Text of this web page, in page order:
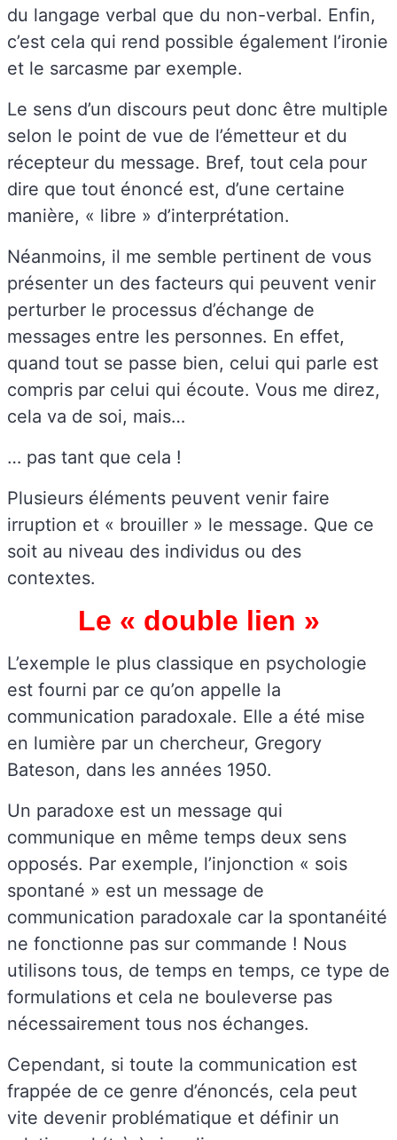
du langage verbal que du non-verbal. Enfin,
c’est cela qui rend possible également l’ironie
et le sarcasme par exemple.
Le sens d’un discours peut donc être multiple
selon le point de vue de l’émetteur et du
récepteur du message. Bref, tout cela pour
dire que tout énoncé est, d’une certaine
manière, « libre » d’interprétation.
Néanmoins, il me semble pertinent de vous
présenter un des facteurs qui peuvent venir
perturber le processus d’échange de
messages entre les personnes. En effet,
quand tout se passe bien, celui qui parle est
compris par celui qui écoute. Vous me direz,
cela va de soi, mais…
… pas tant que cela !
Plusieurs éléments peuvent venir faire
irruption et « brouiller » le message. Que ce
soit au niveau des individus ou des
contextes.
Le « double lien »
L’exemple le plus classique en psychologie
est fourni par ce qu’on appelle la
communication paradoxale. Elle a été mise
en lumière par un chercheur, Gregory
Bateson, dans les années 1950.
Un paradoxe est un message qui
communique en même temps deux sens
opposés. Par exemple, l’injonction « sois
spontané » est un message de
communication paradoxale car la spontanéité
ne fonctionne pas sur commande ! Nous
utilisons tous, de temps en temps, ce type de
formulations et cela ne bouleverse pas
nécessairement tous nos échanges.
Cependant, si toute la communication est
frappée de ce genre d’énoncés, cela peut
vite devenir problématique et définir un